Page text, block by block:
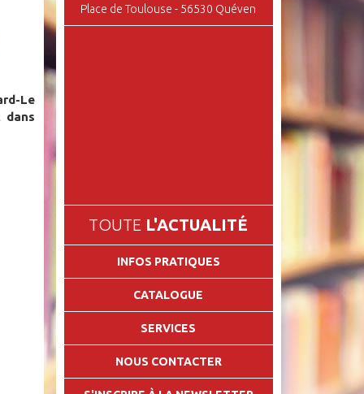
Le
dans
Place de Toulouse - 56530 Quéven
TOUTE L'ACTUALITÉ
INFOS PRATIQUES
CATALOGUE
SERVICES
NOUS CONTACTER